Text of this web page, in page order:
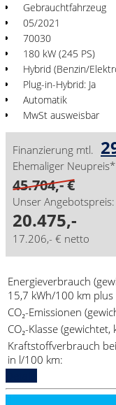
Gebrauchtfahrzeug
05/2021
70030
180 kW (245 PS)
Hybrid (Benzin/
Plug-in-Hybrid: Ja
Automatik
MwSt ausweisbar
Finanzierung mtl.
Ehemaliger Neupreis*
45.704,- €
Unser Angebotspreis:
20.475,-
17.206,- € netto
Energieverbrauch
15,7 kWh/100 km
CO₂-Emissionen
CO₂-Klasse
Kraftstoffverbrauch
in l/100 km: